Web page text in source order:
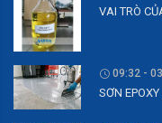
VAI TRÒ
09:32 -
SƠN EPOXY